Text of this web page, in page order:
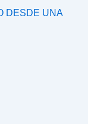
DESDE UNA